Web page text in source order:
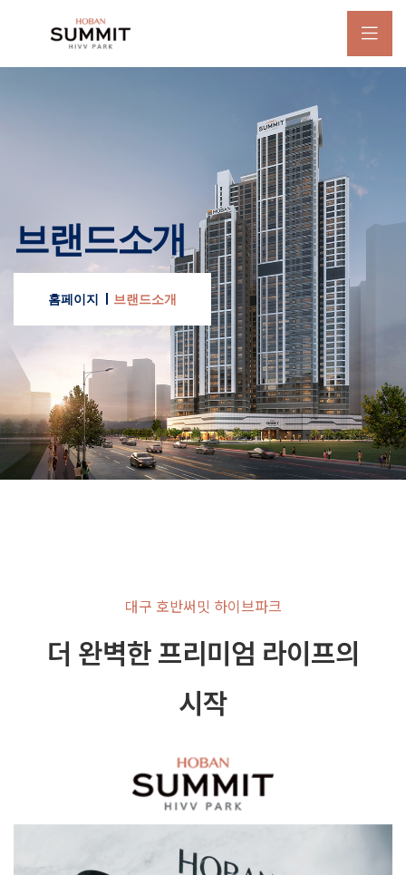
브랜드소개
홈페이지 브랜드소개
대구 호반써밋 하이브파크
더 완벽한 프리미엄 라이프의
시작